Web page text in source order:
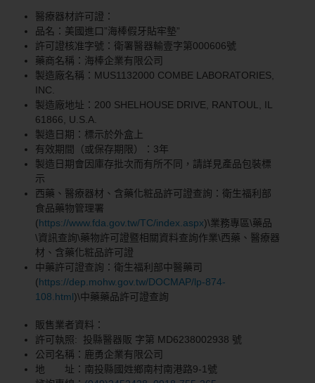
醫療器材許可證：
品名：美國進口”海棒假牙貼牢墊”
許可證核准字號：衛署醫器輸壹字第000606號
藥商名稱：海棒企業有限公司
製造廠名稱：MUS1132000 COMBE LABORATORIES,
INC.
製造廠地址：200 SHELHOUSE DRIVE, RANTOUL, IL
61866, U.S.A.
製造日期：標示於外盒上
有效期間（或保存期限）：3年
製造日期會因庫存批次而有所不同，請詳見產品包裝標
示
西藥、醫療器材、含藥化粧品許可證查詢：衛生福利部
食品藥物管理署
(https://www.fda.gov.tw/TC/index.aspx)\業務專區\藥品
\資訊查詢\藥物許可證暨相關資料查詢作業\西藥、醫療器
材、含藥化粧品許可證
中藥許可證查詢：衛生福利部中醫藥司
(https://dep.mohw.gov.tw/DOCMAP/lp-874-
108.html)\中藥藥品許可證查詢
販售業者資料：
許可執照: 投縣醫器販 字第 MD6238002938 號
公司名稱：鹿勇企業有限公司
地 址：南投縣國姓鄉南村南港路9-1號